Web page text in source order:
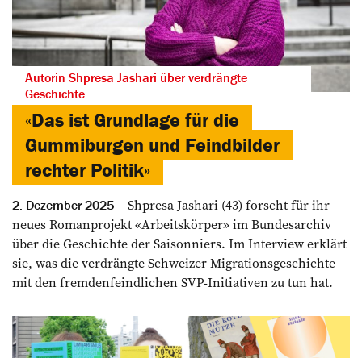
Autorin Shpresa Jashari über verdrängte
Geschichte
«Das ist Grundlage für die
Gummiburgen und Feindbilder
rechter Politik»
2. Dezember 2025
Shpresa Jashari (43) forscht für ihr
neues Romanprojekt «Arbeitskörper» im Bundesarchiv
über die Geschichte der Saisonniers. Im Interview erklärt
sie, was die verdrängte Schweizer Migrationsgeschichte
mit den fremdenfeindlichen SVP-Initiativen zu tun hat.